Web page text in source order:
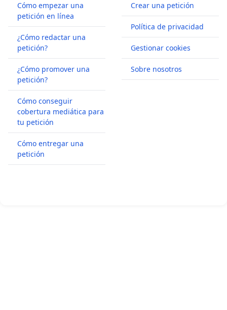
Cómo empezar una
petición en línea
¿Cómo redactar una
petición?
¿Cómo promover una
petición?
Cómo conseguir
cobertura mediática para
tu petición
Cómo entregar una
petición
Crear una petición
Política de privacidad
Gestionar cookies
Sobre nosotros